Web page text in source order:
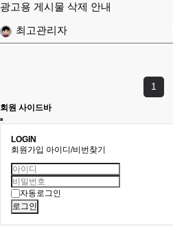
광고용 게시물 삭제 안내
최고관리자
1
회원 사이드바
LOGIN
회원가입 아이디/비번찾기
자동로그인
로그인